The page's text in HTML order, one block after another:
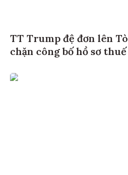
TT Trump đệ đơn lên
chặn công bố hồ sơ thuế